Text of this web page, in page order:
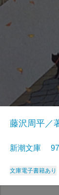
藤沢周平／
新潮文庫
文庫電子書籍あり